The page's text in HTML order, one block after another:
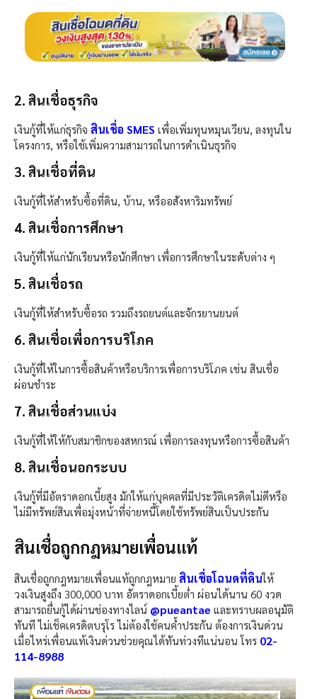
2. สินเชื่อธุรกิจ
เงินกู้ที่ให้แก่ธุรกิจ สินเชื่อ SMES เพื่อเพิ่มทุนหมุนเวียน, ลงทุนใน
โครงการ, หรือใช้เพิ่มความสามารถในการดำเนินธุรกิจ
3. สินเชื่อที่ดิน
เงินกู้ที่ให้สำหรับซื้อที่ดิน, บ้าน, หรืออสังหาริมทรัพย์
4. สินเชื่อการศึกษา
เงินกู้ที่ให้แก่นักเรียนหรือนักศึกษา เพื่อการศึกษาในระดับต่าง ๆ
5. สินเชื่อรถ
เงินกู้ที่ให้สำหรับซื้อรถ รวมถึงรถยนต์และจักรยานยนต์
6. สินเชื่อเพื่อการบริโภค
เงินกู้ที่ให้ในการซื้อสินค้าหรือบริการเพื่อการบริโภค เช่น สินเชื่อ
ผ่อนชำระ
7. สินเชื่อส่วนแบ่ง
เงินกู้ที่ให้ให้กับสมาชิกของสหกรณ์ เพื่อการลงทุนหรือการซื้อสินค้า
8. สินเชื่อนอกระบบ
เงินกู้ที่มีอัตราดอกเบี้ยสูง มักให้แก่บุคคลที่มีประวัติเครดิตไม่ดีหรือ
ไม่มีทรัพย์สินเพื่อมุ่งหน้าที่จ่ายหนี้โดยใช้ทรัพย์สินเป็นประกัน
สินเชื่อถูกกฎหมายเพื่อนแท้
สินเชื่อถูกกฎหมายเพื่อนแท้ถูกกฎหมาย สินเชื่อโฉนดที่ดินให้
วงเงินสูงถึง 300,000 บาท อัตราดอกเบี้ยต่ำ ผ่อนได้นาน 60 งวด
สามารถยื่นกู้ได้ผ่านช่องทางไลน์ @pueantae และทราบผลอนุมัติ
ทันที ไม่เช็คเครดิตบรุโร ไม่ต้องใช้คนค้ำประกัน ต้องการเงินด่วน
เมื่อไหร่เพื่อนแท้เงินด่วนช่วยคุณได้ทันท่วงทีแน่นอน โทร 02-
114-8988